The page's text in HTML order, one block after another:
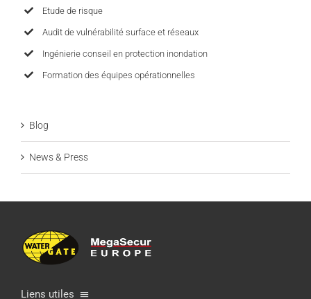
Etude de risque
Audit de vulnérabilité surface et réseaux
Ingénierie conseil en protection inondation
Formation des équipes opérationnelles
Blog
News & Press
Liens utiles